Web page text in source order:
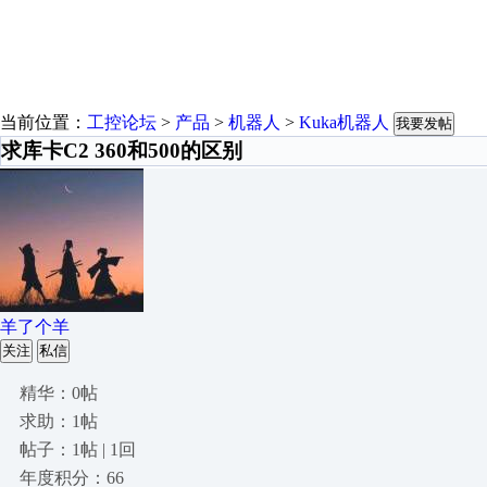
当前位置： 工控论坛 > 产品 > 机器人 > Kuka机器人 我要发帖
求库卡C2 360和500的区别
羊了个羊
关注 私信
精华：0帖
求助：1帖
帖子：1帖 | 1回
年度积分：66